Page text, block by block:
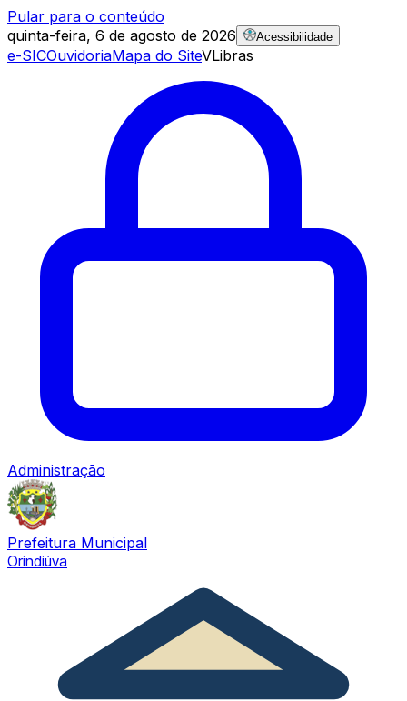
Pular para o conteúdo
quinta-feira, 6 de agosto de 2026
Acessibilidade
e-SICOuvidoriaMapa do SiteVLibras
Administração
Prefeitura Municipal
Orindiúva